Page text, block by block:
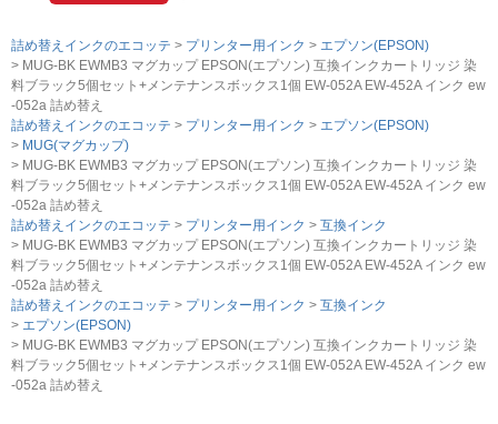
詰め替えインクのエコッテ プリンター用インク
エプソン(EPSON)
MUG-BK EWMB3 マグカップ EPSON(エプソン) 互換インクカートリッジ 染
料ブラック5個セット+メンテナンスボックス1個 EW-052A EW-452A インク ew
-052a 詰め替え
詰め替えインクのエコッテ
プリンター用インク
エプソン(EPSON)
MUG(マグカップ)
MUG-BK EWMB3 マグカップ EPSON(エプソン) 互換インクカートリッジ 染
料ブラック5個セット+メンテナンスボックス1個 EW-052A EW-452A インク ew
-052a 詰め替え
詰め替えインクのエコッテ
プリンター用インク
互換インク
MUG-BK EWMB3 マグカップ EPSON(エプソン) 互換インクカートリッジ 染
料ブラック5個セット+メンテナンスボックス1個 EW-052A EW-452A インク ew
-052a 詰め替え
詰め替えインクのエコッテ
プリンター用インク
互換インク
エプソン(EPSON)
MUG-BK EWMB3 マグカップ EPSON(エプソン) 互換インクカートリッジ 染
料ブラック5個セット+メンテナンスボックス1個 EW-052A EW-452A インク ew
-052a 詰め替え